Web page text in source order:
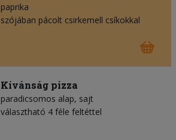
paprika
szójában pácolt csirkemell csíkokkal
Kívánság pizza
paradicsomos alap sajt
választható 4 féle feltéttel